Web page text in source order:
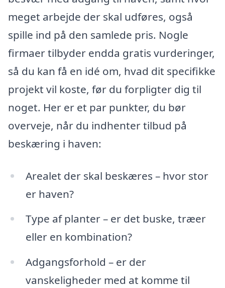
meget arbejde der skal udføres, også
spille ind på den samlede pris. Nogle
firmaer tilbyder endda gratis vurderinger,
så du kan få en idé om, hvad dit specifikke
projekt vil koste, før du forpligter dig til
noget. Her er et par punkter, du bør
overveje, når du indhenter tilbud på
beskæring i haven:
Arealet der skal beskæres – hvor stor
er haven?
Type af planter – er det buske, træer
eller en kombination?
Adgangsforhold – er der
vanskeligheder med at komme til